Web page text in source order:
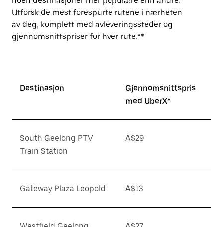
Utforsk de mest forespurte rutene i nærheten
av deg, komplett med avleveringssteder og
gjennomsnittspriser for hver rute.**
Destinasjon
Gjennomsnittspris
med UberX*
South Geelong PTV
Train Station
A$29
Gateway Plaza Leopold A$13